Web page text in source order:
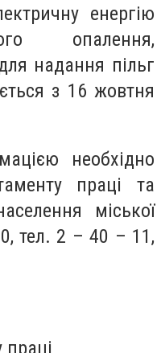
енергію
опалення,
надання пільг
з 16 жовтня
необхідно
праці та
міської
тел. 2 – 40 – 11,